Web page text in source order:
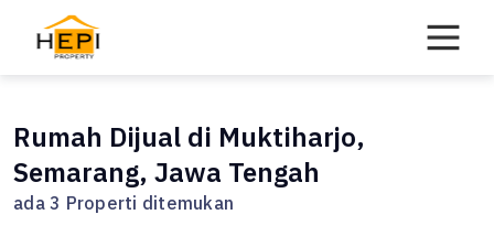
content
Rumah Dijual di Muktiharjo,
Semarang, Jawa Tengah
ada 3 Properti ditemukan